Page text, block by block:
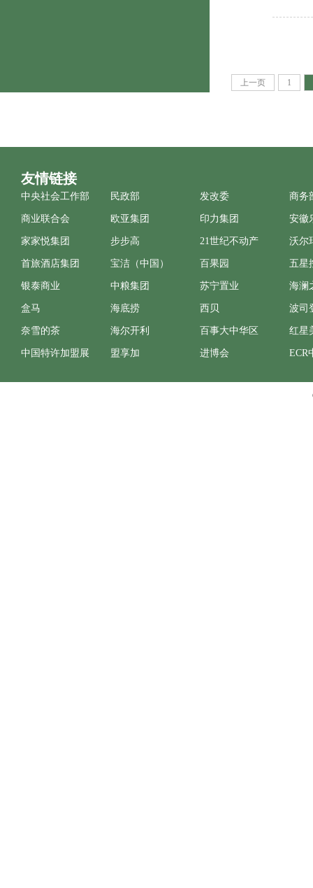
上一页 1
友情链接
中央社会工作部 民政部 发改委 商务
商业联合会 欧亚集团 印力集团 安徽
家家悦集团 步步高 21世纪不动产 沃尔
首旅酒店集团 宝洁（中国） 百果园 五星
银泰商业 中粮集团 苏宁置业 海澜
盒马 海底捞 西贝 波司
奈雪的茶 海尔开利 百事大中华区 红星
中国特许加盟展 盟享加 进博会 ECR